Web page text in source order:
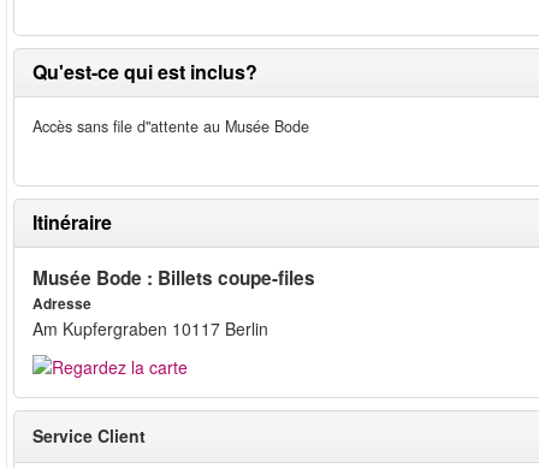
Qu'est-ce qui est inclus?
Accès sans file d"attente au Musée Bode
Itinéraire
Musée Bode : Billets coupe-files
Adresse
Am Kupfergraben 10117 Berlin
Service Client